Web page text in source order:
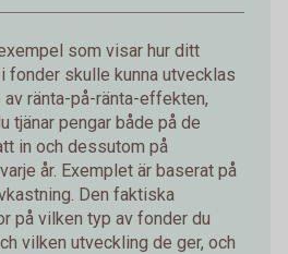
som visar hur ditt
fonder skulle kunna utvecklas
ränta-på-ränta-effekten,
tjänar pengar både på de
in och dessutom på
år. Exemplet är baserat på
Den faktiska
på vilken typ av fonder du
vilken utveckling de ger, och